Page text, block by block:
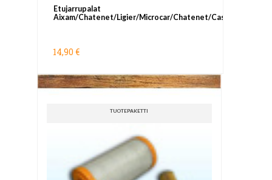
Etujarrupalat
Aixam/Chatenet/Ligier/Microcar/Chatenet/Casalini
14,90 €
TUOTEPAKETTI